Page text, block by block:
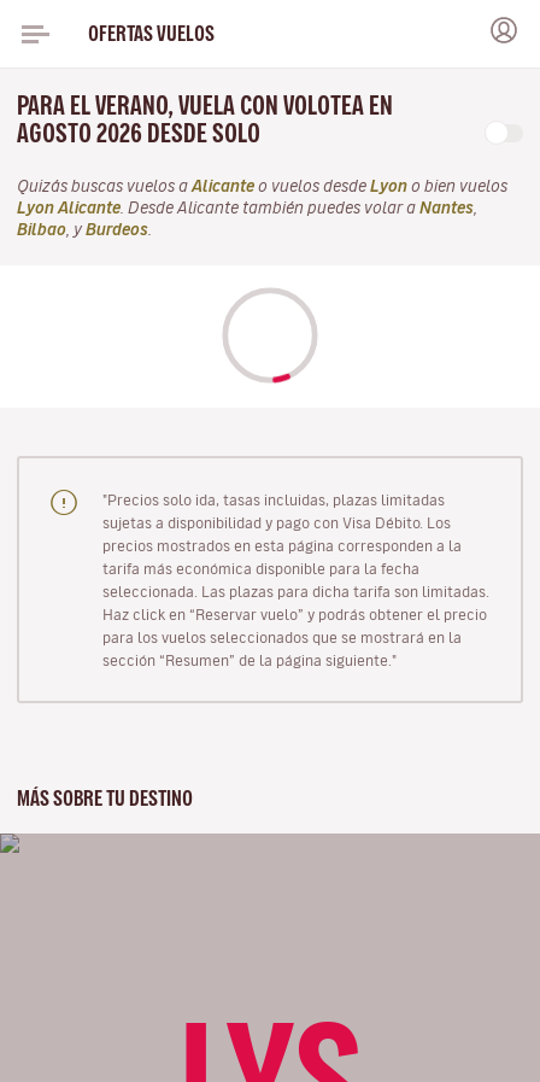
OFERTAS VUELOS
PARA EL VERANO, VUELA CON VOLOTEA EN
AGOSTO 2026 DESDE SOLO
Quizás buscas vuelos a Alicante o vuelos desde Lyon o bien vuelos
Lyon Alicante . Desde Alicante también puedes volar a Nantes
Bilbao , y Burdeos
"Precios solo ida, tasas incluidas, plazas limitadas
sujetas a disponibilidad y pago con Visa Débito. Los
precios mostrados en esta página corresponden a la
tarifa más económica disponible para la fecha
seleccionada. Las plazas para dicha tarifa son limitadas.
Haz click en “Reservar vuelo” y podrás obtener el precio
para los vuelos seleccionados que se mostrará en la
sección “Resumen” de la página siguiente."
MÁS SOBRE TU DESTINO